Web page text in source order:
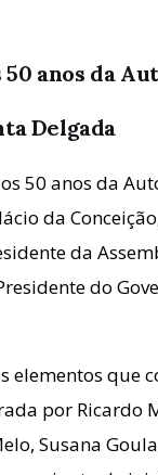
anos da
Delgada
50 anos da
da
da
do
elementos que
por Ricardo
Susana